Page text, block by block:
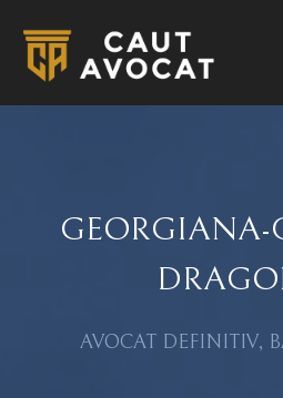
GEORGIANA-
AVOCAT DEFINITIV,